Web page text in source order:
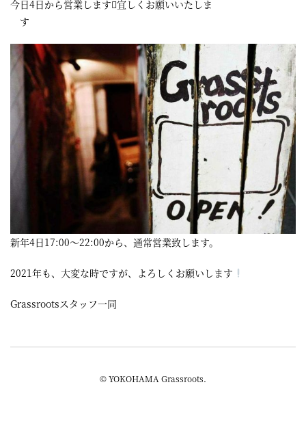
ツ
–
YOKOHAMA
Grassroots
–
徒
歩
約
3
分・
鶴
屋
町
に
あ
る
ダ
イ
ニ
グ
今日4日から営業します宜しくお願いいたしま
す
新年4日17:00～22:00から、通常営業致します。
2021年も、大変な時ですが、よろしくお願いします
Grassrootsスタッフ一同
© YOKOHAMA Grassroots.